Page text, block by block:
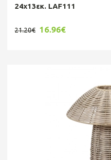
24x13εκ. LAF111
21.20€ 16.96€